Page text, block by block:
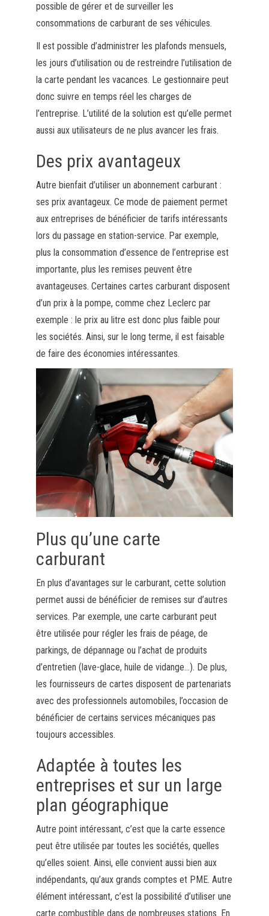
possible de gérer et de surveiller les
consommations de carburant de ses véhicules.
Il est possible d’administrer les plafonds mensuels,
les jours d’utilisation ou de restreindre l’utilisation de
la carte pendant les vacances. Le gestionnaire peut
donc suivre en temps réel les charges de
l’entreprise. L’utilité de la solution est qu’elle permet
aussi aux utilisateurs de ne plus avancer les frais.
Des prix avantageux
Autre bienfait d’utiliser un abonnement carburant :
ses prix avantageux. Ce mode de paiement permet
aux entreprises de bénéficier de tarifs intéressants
lors du passage en station-service. Par exemple,
plus la consommation d’essence de l’entreprise est
importante, plus les remises peuvent être
avantageuses. Certaines cartes carburant disposent
d’un prix à la pompe, comme chez Leclerc par
exemple : le prix au litre est donc plus faible pour
les sociétés. Ainsi, sur le long terme, il est faisable
de faire des économies intéressantes.
Plus qu’une carte
carburant
En plus d’avantages sur le carburant, cette solution
permet aussi de bénéficier de remises sur d’autres
services. Par exemple, une carte carburant peut
être utilisée pour régler les frais de péage, de
parkings, de dépannage ou l’achat de produits
d’entretien (lave-glace, huile de vidange…). De plus,
les fournisseurs de cartes disposent de partenariats
avec des professionnels automobiles, l’occasion de
bénéficier de certains services mécaniques pas
toujours accessibles.
Adaptée à toutes les
entreprises et sur un large
plan géographique
Autre point intéressant, c’est que la carte essence
peut être utilisée par toutes les sociétés, quelles
qu’elles soient. Ainsi, elle convient aussi bien aux
indépendants, qu’aux grands comptes et PME. Autre
élément intéressant, c’est la possibilité d’utiliser une
carte combustible dans de nombreuses stations. En